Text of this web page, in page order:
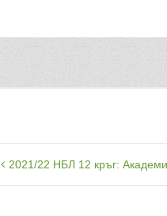
Навигация
2021/22 НБЛ 12 кръг: